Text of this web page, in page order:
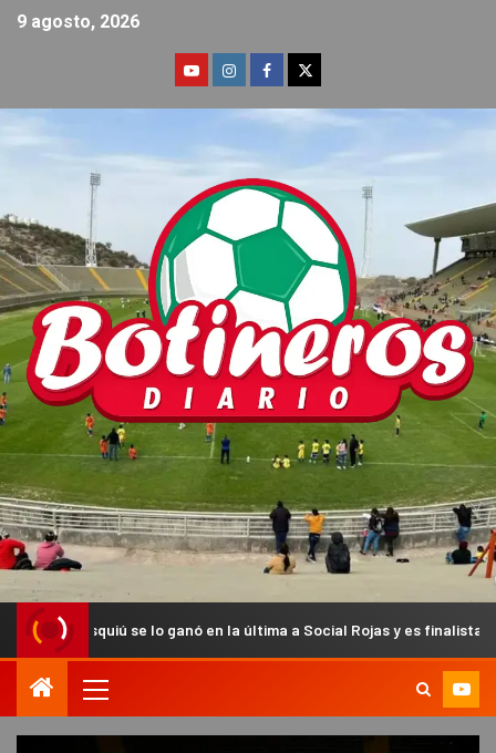
9 agosto, 2026
se lo ganó en la última a Social Rojas y es finalista del Anual